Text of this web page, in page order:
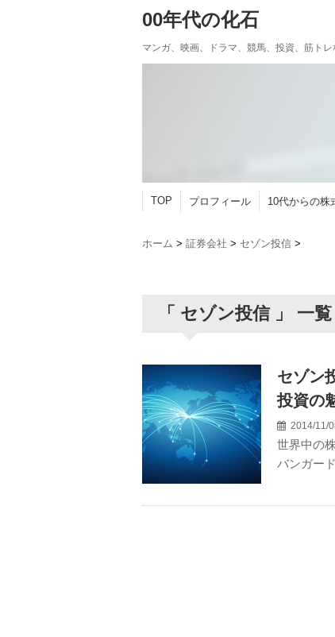
00年代の化石
マンガ、映画、ドラマ、競馬、投資、筋ト
TOP プロフィール 10代からの株
ホーム > 証券会社 > セゾン投信 >
「 セゾン投信 」 一覧
セゾン
投資の
2014/11/
世界中の
バンガー